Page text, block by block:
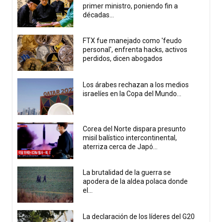
primer ministro, poniendo fin a
décadas...
FTX fue manejado como 'feudo
personal', enfrenta hacks, activos
perdidos, dicen abogados
Los árabes rechazan a los medios
israelíes en la Copa del Mundo...
Corea del Norte dispara presunto
misil balístico intercontinental,
aterriza cerca de Japó...
La brutalidad de la guerra se
apodera de la aldea polaca donde
el...
La declaración de los líderes del G20